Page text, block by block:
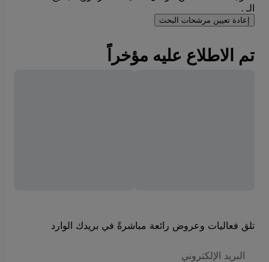
الـ .
إعادة تعيين مرشحات البحث
تم الاطلاع عليه مؤخراً
تلق فعاليات وعروض رائعة مباشرةً في بريدك الوارد
الاكتروني